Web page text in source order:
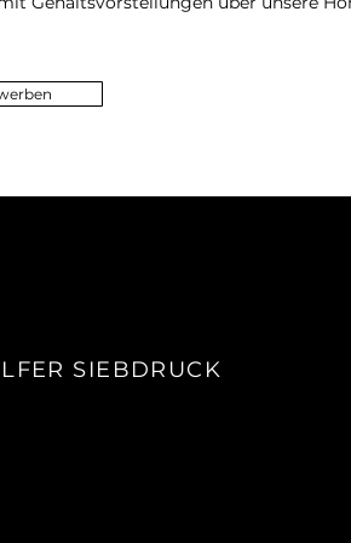
SIEBDRUCK